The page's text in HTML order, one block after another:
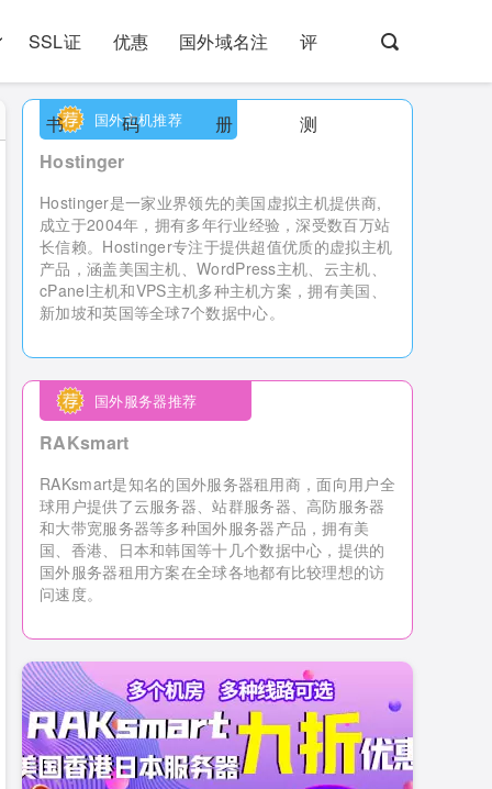
SSL证
书
优惠
码
国外域名注
册
评
测
国外主机推荐
Hostinger
Hostinger是一家业界领先的美国虚拟主机提供商,
成立于2004年，拥有多年行业经验，深受数百万站
长信赖。Hostinger专注于提供超值优质的虚拟主机
产品，涵盖美国主机、WordPress主机、云主机、
cPanel主机和VPS主机多种主机方案，拥有美国、
新加坡和英国等全球7个数据中心。
国外服务器推荐
RAKsmart
RAKsmart是知名的国外服务器租用商，面向用户全
球用户提供了云服务器、站群服务器、高防服务器
和大带宽服务器等多种国外服务器产品，拥有美
国、香港、日本和韩国等十几个数据中心，提供的
国外服务器租用方案在全球各地都有比较理想的访
问速度。